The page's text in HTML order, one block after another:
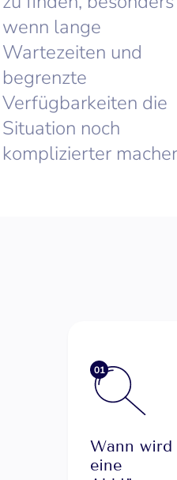
wenn lange
Wartezeiten und
begrenzte
Verfügbarkeiten die
Situation noch
komplizierter
Wann wird
eine
01